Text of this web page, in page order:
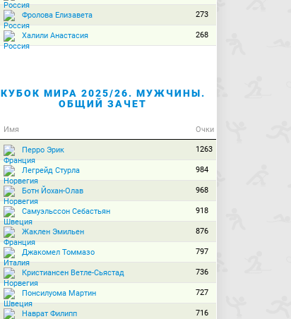
Фролова Елизавета 273
Халили Анастасия 268
КУБОК МИРА 2025/26. МУЖЧИНЫ.
ОБЩИЙ ЗАЧЕТ
Имя Очки
Перро Эрик 1263
Легрейд Стурла 984
Ботн Йохан-Олав 968
Самуэльссон Себастьян 918
Жаклен Эмильен 876
Джакомел Томмазо 797
Кристиансен Ветле-Сьястад 736
Понсилуома Мартин 727
Наврат Филипп 716